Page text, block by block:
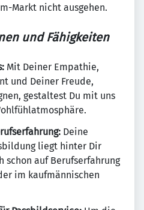
Markt nicht ausgehen.
und Fähigkeiten
Mit Deiner Empathie,
und Deiner Freude,
gestaltest Du mit uns
Deine
liegt hinter Dir
schon auf Berufserfahrung
im kaufmännischen